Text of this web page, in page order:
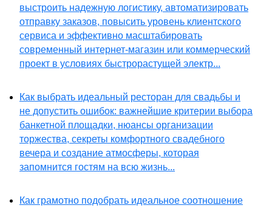
выстроить надежную логистику, автоматизировать
отправку заказов, повысить уровень клиентского
сервиса и эффективно масштабировать
современный интернет-магазин или коммерческий
проект в условиях быстрорастущей электр...
Как выбрать идеальный ресторан для свадьбы и
не допустить ошибок: важнейшие критерии выбора
банкетной площадки, нюансы организации
торжества, секреты комфортного свадебного
вечера и создание атмосферы, которая
запомнится гостям на всю жизнь...
Как грамотно подобрать идеальное соотношение